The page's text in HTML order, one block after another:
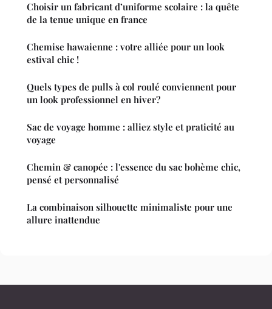
Choisir un fabricant d’uniforme scolaire : la quête
de la tenue unique en france
Chemise hawaienne : votre alliée pour un look
estival chic !
Quels types de pulls à col roulé conviennent pour
un look professionnel en hiver?
Sac de voyage homme : alliez style et praticité au
voyage
Chemin & canopée : l'essence du sac bohème chic,
pensé et personnalisé
La combinaison silhouette minimaliste pour une
allure inattendue